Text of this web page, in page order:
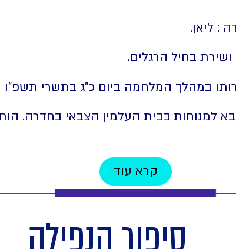
: ליאן.
המלחמה ביום כ"ג בתשרי תשפ"ו
למנוחות בבית העלמין הצבאי בחדרה.
קרא עוד